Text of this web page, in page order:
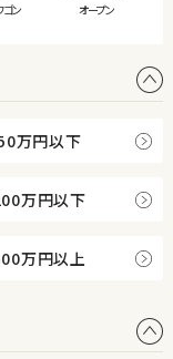
ゴン オープン
万円以下
万円以下
万円以上